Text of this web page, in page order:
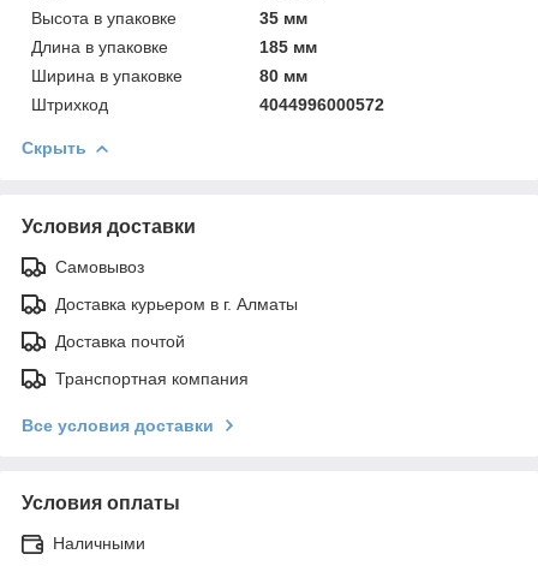
Высотa в упаковке
35 мм
Длинa в упаковке
185 мм
Ширинa в упаковке
80 мм
Штрихкод
4044996000572
Скрыть
Условия доставки
Самовывоз
Доставка курьером в г. Алматы
Доставка почтой
Транспортная компания
Все условия доставки
Условия оплаты
Наличными